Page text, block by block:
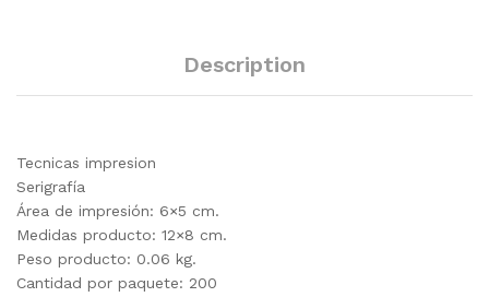
Description
Tecnicas impresion
Serigrafía
Área de impresión: 6×5 cm.
Medidas producto: 12×8 cm.
Peso producto: 0.06 kg.
Cantidad por paquete: 200